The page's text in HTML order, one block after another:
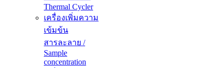
Thermal Cycler
เครื่องเพิ่มความ
เข้มข้น
สารละลาย /
Sample
concentration